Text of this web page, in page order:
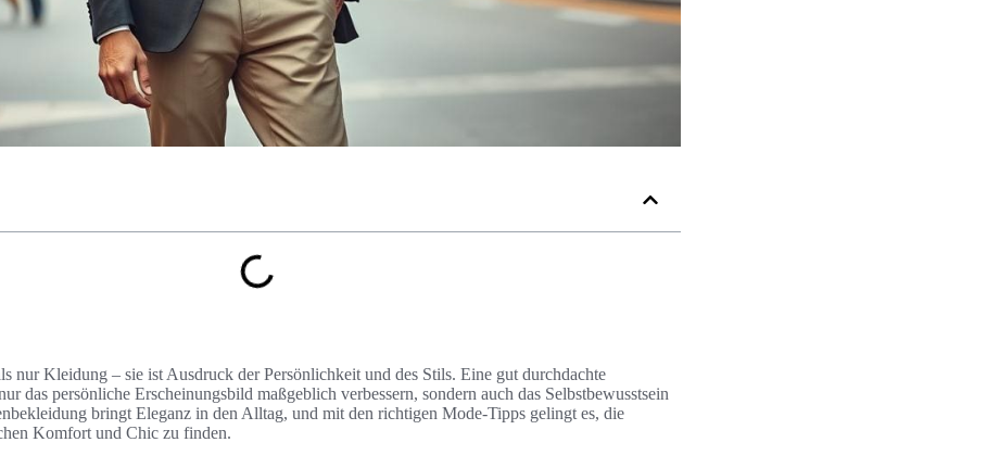
nur Kleidung – sie ist Ausdruck der Persönlichkeit und des Stils. Eine gut durchdachte
das persönliche Erscheinungsbild maßgeblich verbessern, sondern auch das Selbstbewusstsein
bringt Eleganz in den Alltag, und mit den richtigen Mode-Tipps gelingt es, die
Komfort und Chic zu finden.